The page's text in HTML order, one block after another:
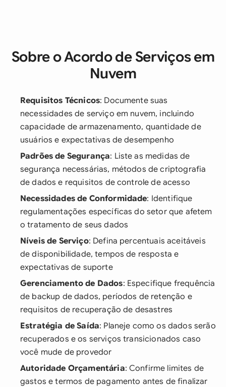
Sobre o Acordo de Serviços em
Nuvem
Requisitos Técnicos: Documente suas
necessidades de serviço em nuvem, incluindo
capacidade de armazenamento, quantidade de
usuários e expectativas de desempenho
Padrões de Segurança: Liste as medidas de
segurança necessárias, métodos de criptografia
de dados e requisitos de controle de acesso
Necessidades de Conformidade: Identifique
regulamentações específicas do setor que afetem
o tratamento de seus dados
Níveis de Serviço: Defina percentuais aceitáveis
de disponibilidade, tempos de resposta e
expectativas de suporte
Gerenciamento de Dados: Especifique frequência
de backup de dados, períodos de retenção e
requisitos de recuperação de desastres
Estratégia de Saída: Planeje como os dados serão
recuperados e os serviços transicionados caso
você mude de provedor
Autoridade Orçamentária: Confirme limites de
gastos e termos de pagamento antes de finalizar